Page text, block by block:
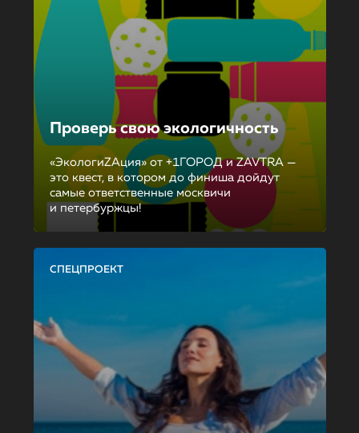
Проверь свою экологичность
«ЭкологиZAция» от +1ГОРОД и ZAVTRA —
это квест, в котором до финиша дойдут
самые ответственные москвичи
и петербуржцы!
СПЕЦПРОЕКТ